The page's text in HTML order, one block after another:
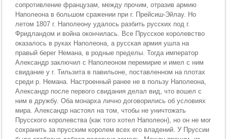
сопротивление французам, между прочим, отразив армию
Наполеона в большом сражении при г. Прейсиш-Эйлау. Но
летом 1807 г. Наполеону удалось разбить русских под г.
Фридландом и война окончилась. Все Прусское королевство
оказалось в руках Наполеона, а русская армия ушла на
правый берег Немана, в родные пределы. Тогда император
Александр заключил с Наполеоном перемирие и имел с ним
свидание у г. Тильзита в павильоне, поставленном на плотах
среди р. Немана. Настроенный ранее не в пользу Наполеона,
Александр после первого свидания делал вид, что вошел с
ним в дружбу. Оба монарха лично договорились об условиях
мира. Александр настоял на том, чтобы не уничтожать
Прусского королевства (как того хотел Наполеон), но он не мог
сохранить за прусским королем всех его владений. У Пруссии